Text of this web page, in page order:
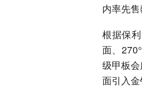
内率先
根据保
面、
级甲板
面引入